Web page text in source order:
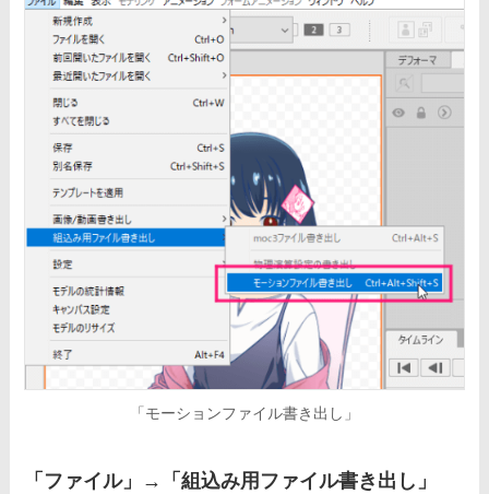
「モーションファイル書き出し」
「ファイル」→「組込み用ファイル書き出し」